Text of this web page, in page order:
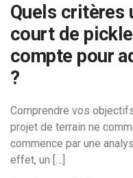
Quels critères
court de
compte pour
?
Comprendre vos
projet de terrain ne
commence par une
effet, un […]